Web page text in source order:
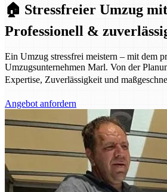
🏠 Stressfreier Umzug
Professionell &
Ein Umzug stressfrei meistern – mit dem
Umzugsunternehmen Marl. Von der
Expertise, Zuverlässigkeit und
Angebot anfordern